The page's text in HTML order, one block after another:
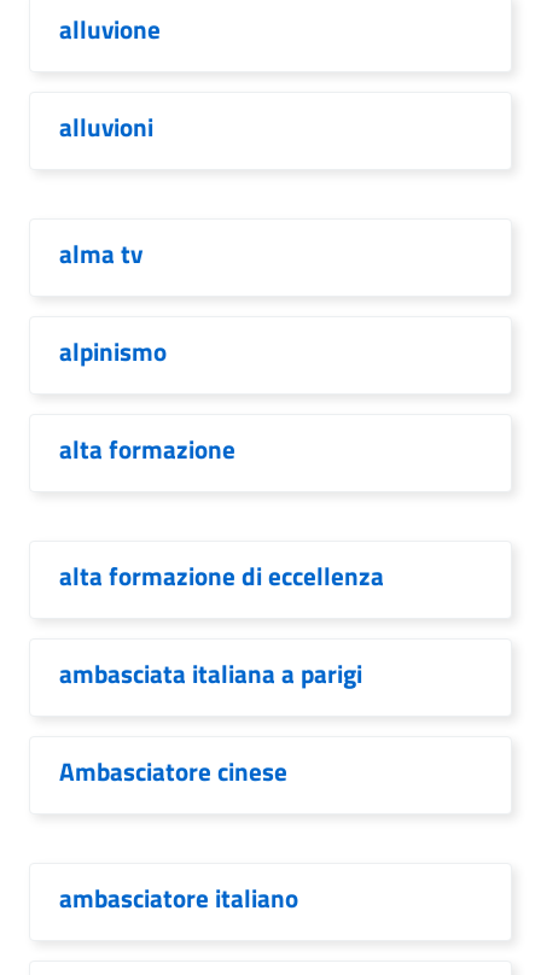
alluvione
alluvioni
alma tv
alpinismo
alta formazione
alta formazione di eccellenza
ambasciata italiana a parigi
Ambasciatore cinese
ambasciatore italiano